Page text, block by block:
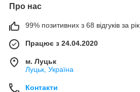
Про нас
99% позитивних з 68 відгуків за рік
Працює з 24.04.2020
м. Луцьк
Луцьк, Україна
Контакти